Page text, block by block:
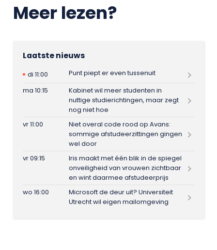
Meer lezen?
Laatste nieuws
di 11:00
Punt piept er even tussenuit
ma 10:15
Kabinet wil meer studenten in
nuttige studierichtingen, maar zegt
nog niet hoe
vr 11:00
Niet overal code rood op Avans:
sommige afstudeerzittingen gingen
wel door
vr 09:15
Iris maakt met één blik in de spiegel
onveiligheid van vrouwen zichtbaar
en wint daarmee afstudeerprijs
wo 16:00
Microsoft de deur uit? Universiteit
Utrecht wil eigen mailomgeving